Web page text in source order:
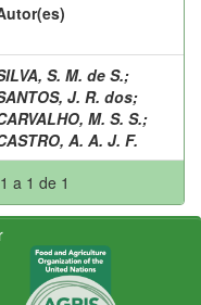
S. M. de S.;
J. R. dos;
M. S. S.;
A. A. J. F.
a 1 de 1